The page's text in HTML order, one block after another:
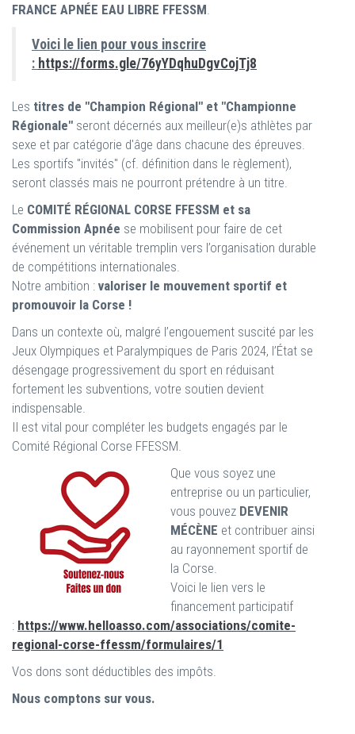
FRANCE APNÉE EAU LIBRE FFESSM
Voici le lien pour vous inscrire
: https://forms.gle/76yYDqhuDgvCojTj8
Les titres de "Champion Régional" et "Championne
Régionale" seront décernés aux meilleur(e)s athlètes par
sexe et par catégorie d'âge dans chacune des épreuves.
Les sportifs "invités" (cf. définition dans le règlement),
seront classés mais ne pourront prétendre à un titre.
Le COMITÉ RÉGIONAL CORSE FFESSM et sa
Commission Apnée se mobilisent pour faire de cet
événement un véritable tremplin vers l’organisation durable
de compétitions internationales.
Notre ambition : valoriser le mouvement sportif et
promouvoir la Corse !
Dans un contexte où, malgré l’engouement suscité par les
Jeux Olympiques et Paralympiques de Paris 2024, l’État se
désengage progressivement du sport en réduisant
fortement les subventions, votre soutien devient
indispensable.
Il est vital pour compléter les budgets engagés par le
Comité Régional Corse FFESSM.
Que vous soyez une
entreprise ou un particulier,
vous pouvez DEVENIR
MÉCÈNE et contribuer ainsi
au rayonnement sportif de
la Corse.
Voici le lien vers le
financement participatif
: https://www.helloasso.com/associations/comite-
regional-corse-ffessm/formulaires/1
Vos dons sont déductibles des impôts.
Nous comptons sur vous.